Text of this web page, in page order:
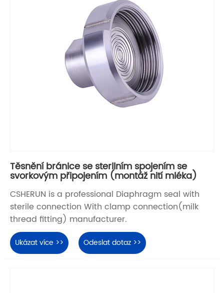
Těsnění bránice se sterilním spojením se
svorkovým připojením (montáž nití mléka)
CSHERUN is a professional Diaphragm seal with
sterile connection With clamp connection(milk
thread fitting) manufacturer.
Ukázat více >> Odeslat dotaz >>